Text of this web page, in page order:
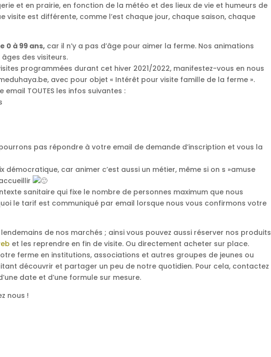
et en prairie, en fonction de la météo et des lieux de vie et humeurs de
visite est différente, comme l’est chaque jour, chaque saison, chaque
0 à 99 ans, car il n’y a pas d’âge pour aimer la ferme. Nos animations
des visiteurs.
programmées durant cet hiver 2021/2022, manifestez-vous en nous
avec pour objet « Intérêt pour visite famille de la ferme ».
TOUTES les infos suivantes :
pas répondre à votre email de demande d’inscription et vous la
démocratique, car animer c’est aussi un métier, même si on s »amuse
sanitaire qui fixe le nombre de personnes maximum que nous
le tarif est communiqué par email lorsque nous vous confirmons votre
de nos marchés ; ainsi vous pouvez aussi réserver nos produits
et les reprendre en fin de visite. Ou directement acheter sur place.
ferme en institutions, associations et autres groupes de jeunes ou
découvrir et partager un peu de notre quotidien. Pour cela, contactez
date et d’une formule sur mesure.
nous !